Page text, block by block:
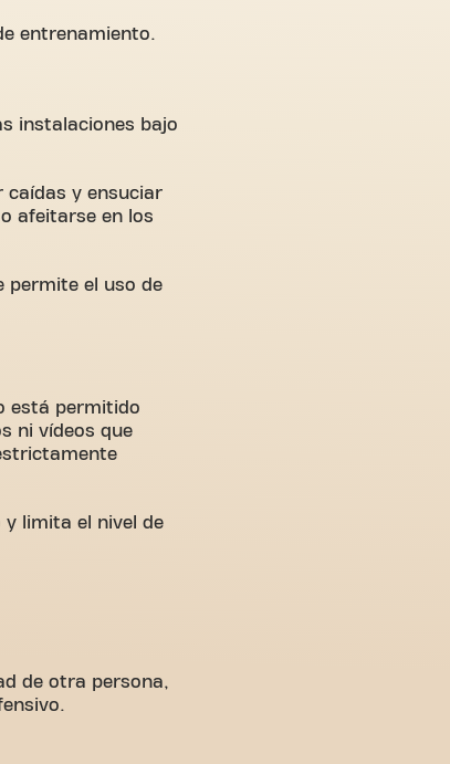
entrenamiento.
instalaciones bajo
caídas y ensuciar
afeitarse en los
permite el uso de
está permitido
ni vídeos que
y limita el nivel de
de otra persona,